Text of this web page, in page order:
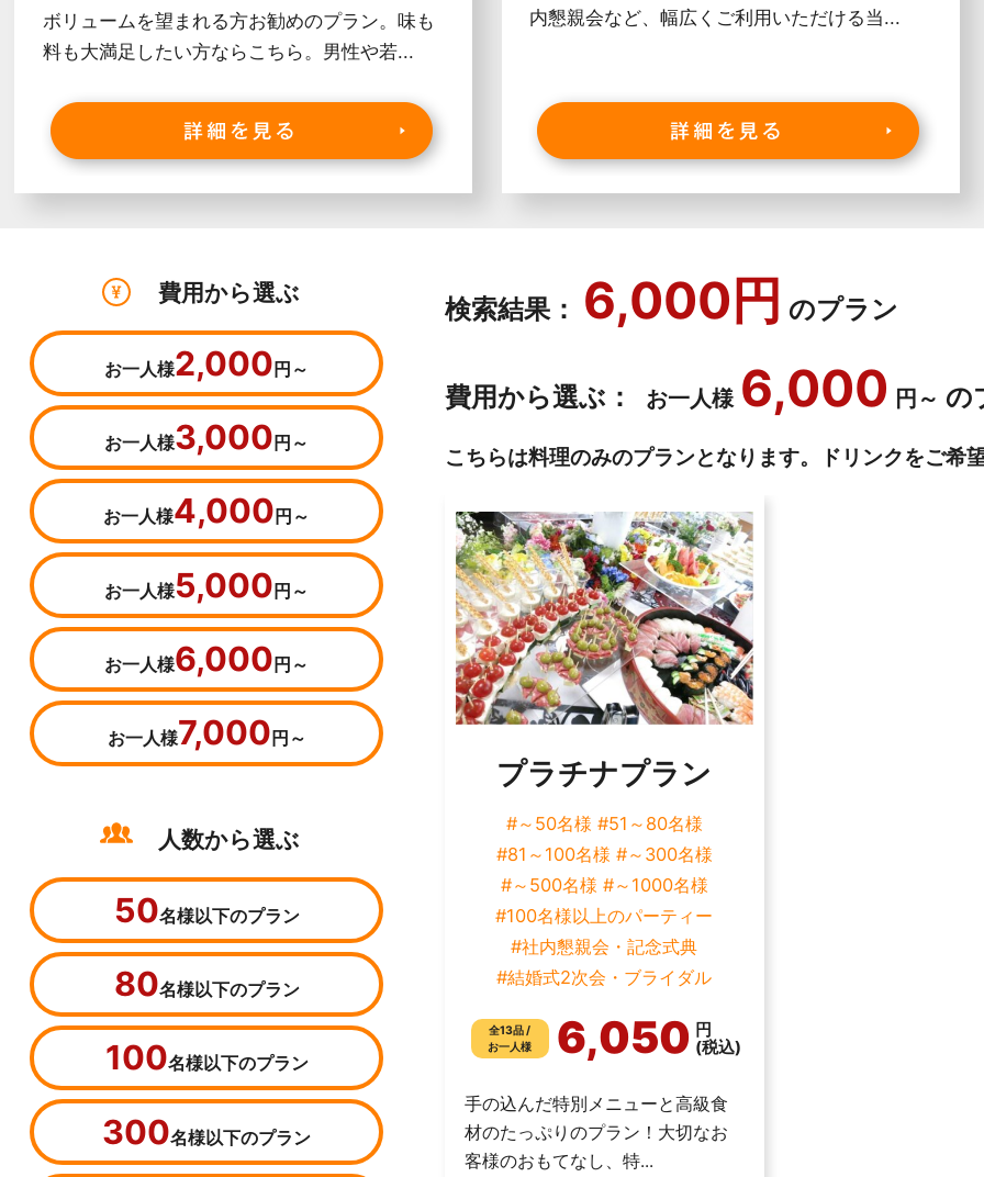
ボリュームを望まれる方お勧めのプラン。味も
料も大満足したい方ならこちら。男性や若...
内懇親会など、幅広くご利用いただける当...
検索結果： 6,000円 のプラン
費用から選ぶ： お一人様 6,000 円～ の
こちらは料理のみのプランとなります。ドリンクをご希
プラチナプラン
#～50名様 #51～80名様
#81～100名様 #～300名様
#～500名様 #～1000名様
#100名様以上のパーティー
#社内懇親会・記念式典
#結婚式2次会・ブライダル
全13品 /
お一人様
6,050 円
(税込)
手の込んだ特別メニューと高級食
材のたっぷりのプラン！大切なお
客様のおもてなし、特...
費用から選ぶ
お一人様2,000円～
お一人様3,000円～
お一人様4,000 円～
お一人様5,000円～
お一人様6,000 円～
お一人様7,000 円～
人数から選ぶ
50名様以下のプラン
80名様以下のプラン
100名様以下のプラン
300名様以下のプラン